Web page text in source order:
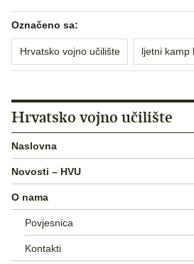
Označeno sa:
Hrvatsko vojno učilište ljetni kamp
Hrvatsko vojno učilište
Naslovna
Novosti – HVU
O nama
Povjesnica
Kontakti